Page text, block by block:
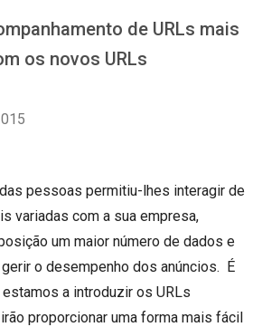
de URLs mais
os novos URLs
pessoas permitiu-lhes interagir de
variadas com a sua empresa,
um maior número de dados e
o desempenho dos anúncios. É
a introduzir os URLs
proporcionar uma forma mais fácil